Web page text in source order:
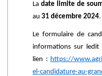
La date limite de
au 31 décembre 2024.
Le formulaire de
informations sur
lien : https://
el-candidature-au-